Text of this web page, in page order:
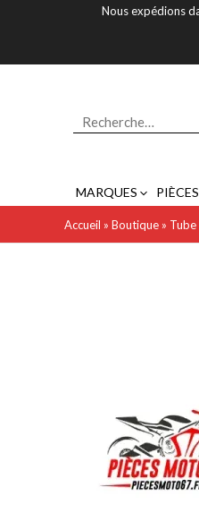
Nous expédions
MARQUES
Accueil » Boutique »